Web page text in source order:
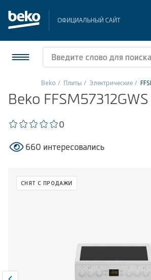
ОФИЦИАЛЬНЫЙ САЙТ
Холодильники и
Стиральные и сушильные
Посудомоечные машины
Встраиваемая техника
Beko Плиты Электрические
Beko FFSM57312GWS
0
660 интересовались
СНЯТ С ПРОДАЖИ